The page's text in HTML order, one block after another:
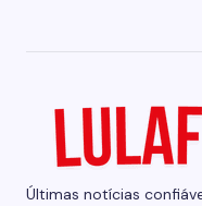
Últimas notícias